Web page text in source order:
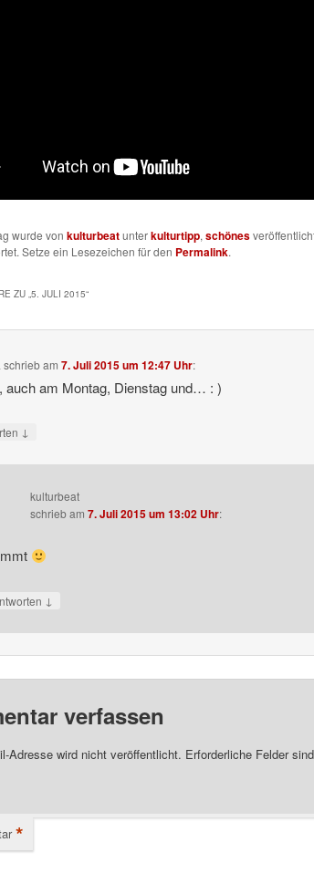
wurde von kulturbeatunterkulturtipp, schönes
Setze ein Lesezeichen für den Permalink.
ZU „5. JULI 2015“
schriebam7. Juli 2015 um 12:47 Uhr:
auch am Montag, Dienstag und… : )
↓
kulturbeat
schriebam 7. Juli 2015 um 13:02 Uhr:
↓
verfassen
Adresse wird nicht veröffentlicht. Erforderliche Felder
*